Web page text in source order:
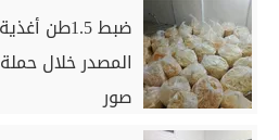
ضبط 1.5طن
المصدر خلال
صور